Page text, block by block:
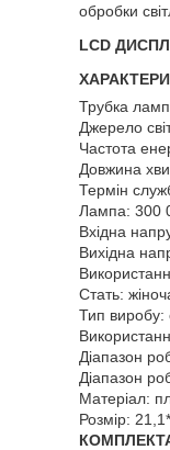
обробки
LCD
Трубка
Джерело
Частота
Довжина
Термін
Лампа: 300
Вхідна
Вихідна
Стать:
Тип виробу:
Діапазон
Діапазон
Матеріал:
Розмір: